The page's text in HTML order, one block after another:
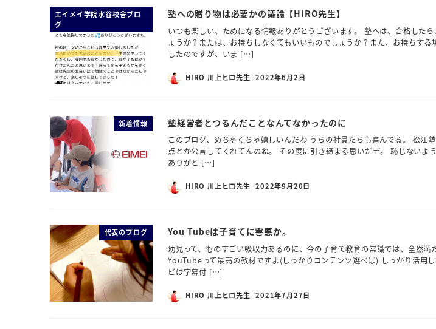
エイメイ学院水谷校舎ブロ
グ
塾への贈り物は必要かの議論【HIRO先生】
いつも楽しい、ためになる情報ありがとうございます。 塾へは、合格した
ょうか？または、お持ちしなくてもいいものでしょうか？また、お持ちす
したのですが、いま […]
HIRO 川上ヒロ先生 2022年6月2日
新着情報 塾経営者とつるんだことなんてなかったのに
このブログ、めちゃくちゃ嬉しいんだわ うちの社員たちも喜んでる。 松江
点とか公言してくれてんのね。 その度に引き締まる思いだぜ。 恥じないよ
ありがと […]
HIRO 川上ヒロ先生 2022年9月20日
代表のブログ You Tubeは子育てに害悪か。
幼児って、ものすごい吸収力あるのに、今の子育て教育の常識では、全然満
YouTubeって最高の教材ですよ(しっかりコンテンツ選べば) しっかり活用
ビは字幕付 […]
HIRO 川上ヒロ先生 2021年7月27日